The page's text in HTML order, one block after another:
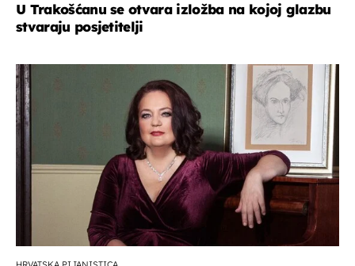
U Trakošćanu se otvara izložba na kojoj glazbu
stvaraju posjetitelji